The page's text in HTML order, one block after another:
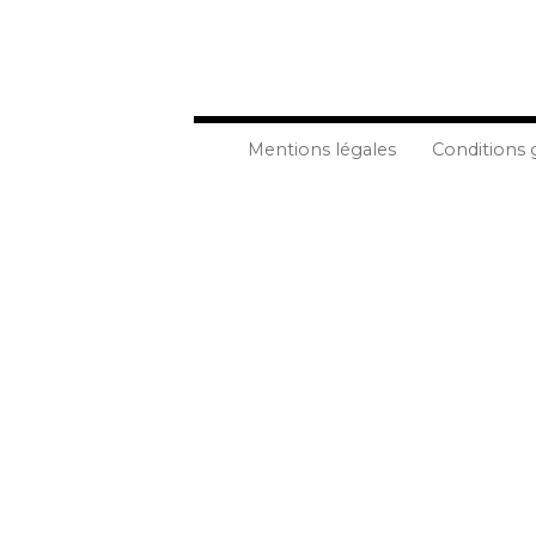
Mentions légales Conditions